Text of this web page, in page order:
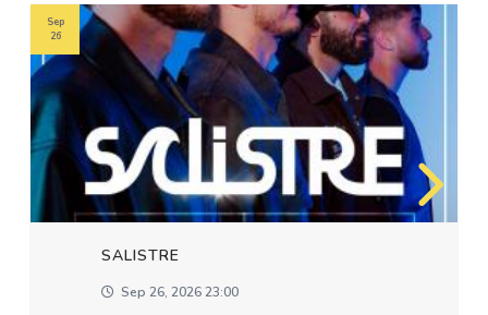
SALISTRE
Sep 26, 2026 23:00
Sep
26